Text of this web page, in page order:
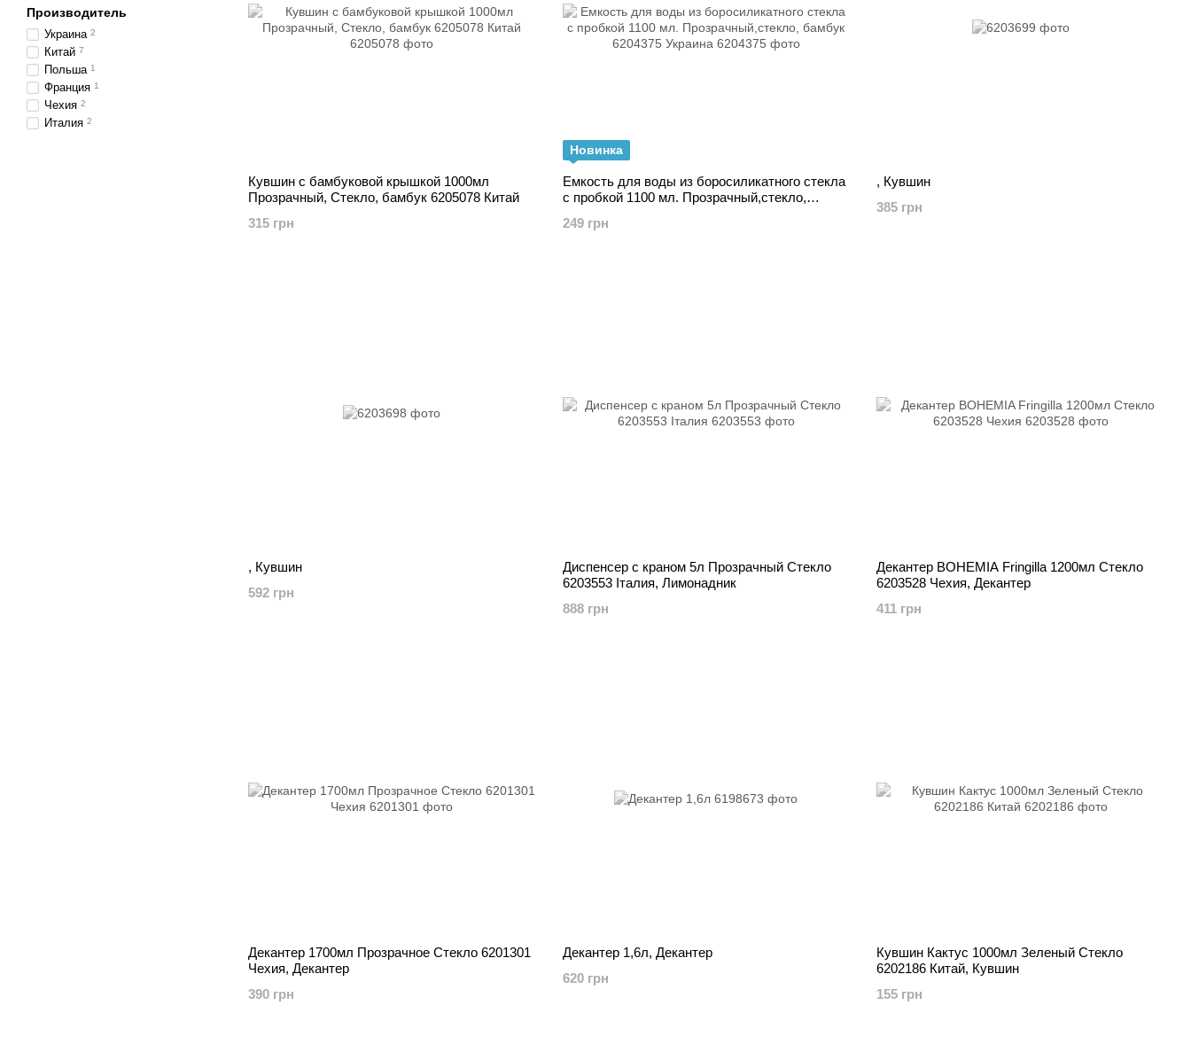
Кувшин с бамбуковой крышкой 1000мл
Прозрачный, Стекло, бамбук 6205078 Китай
315 грн
Новинка
Емкость для воды из боросиликатного стекла
с пробкой 1100 мл. Прозрачный,стекло,
249 грн
, Кувшин
385 грн
, Кувшин
592 грн
Диспенсер с краном 5л Прозрачный Стекло
6203553 Італия, Лимонадник
888 грн
Декантер BOHEMIA Fringilla 1200мл Стекло
6203528 Чехия, Декантер
411 грн
Декантер 1700мл Прозрачное Стекло 6201301
Чехия, Декантер
390 грн
Декантер 1,6л, Декантер
620 грн
Кувшин Кактус 1000мл Зеленый Стекло
6202186 Китай, Кувшин
155 грн
Производитель
Украина 2
Китай 7
Польша 1
Франция 1
Чехия 2
Италия 2